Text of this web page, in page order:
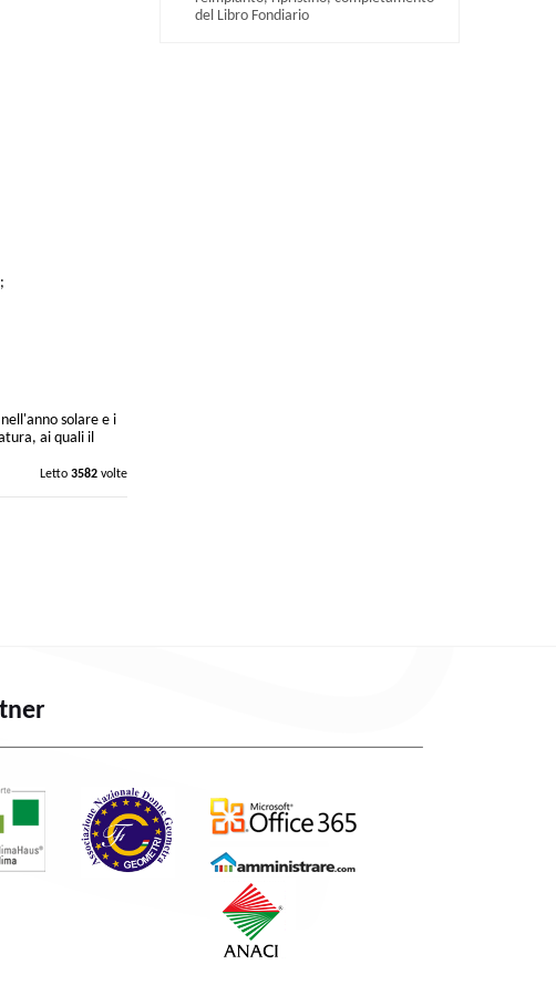
solare e i
ai quali il
Letto 3582 volte
del Libro Fondiario